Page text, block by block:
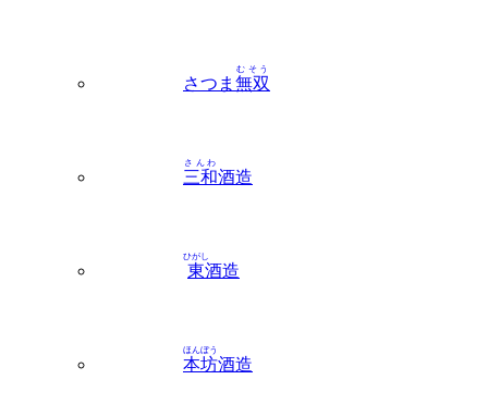
さつま 無双
むそう
三和
さんわ
酒造
東
ひがし
酒造
本坊
ほんぼう
酒造